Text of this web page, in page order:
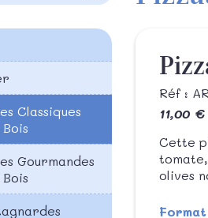
Classiques
Gourmandes
Réf :
11,00 €
Cette
olives